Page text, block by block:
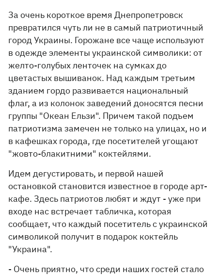
За очень короткое время Днепропетровск
превратился чуть ли не в самый патриотичный
город Украины. Горожане все чаще используют
в одежде элементы украинской символики: от
желто-голубых ленточек на сумках до
цветастых вышиванок. Над каждым третьим
зданием гордо развивается национальный
флаг, а из колонок заведений доносятся песни
группы "Океан Ельзи". Причем такой подъем
патриотизма замечен не только на улицах, но и
в кафешках города, где посетителей угощают
"жовто-блакитними" коктейлями.
Идем дегустировать, и первой нашей
остановкой становится известное в городе арт-
кафе. Здесь патриотов любят и ждут - уже при
входе нас встречает табличка, которая
сообщает, что каждый посетитель с украинской
символикой получит в подарок коктейль
"Украина".
- Очень приятно, что среди наших гостей стало